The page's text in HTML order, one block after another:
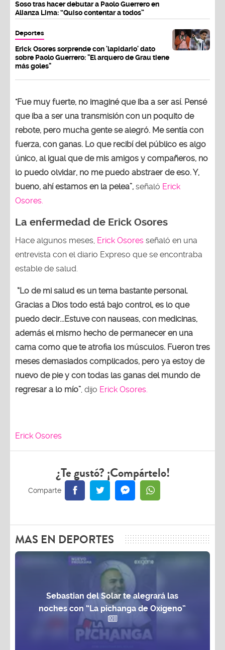
Soso tras hacer debutar a Paolo Guerrero en
Alianza Lima: “Quiso contentar a todos”
Deportes
Erick Osores sorprende con 'lapidario' dato
sobre Paolo Guerrero: "El arquero de Grau tiene
más goles"
"Fue muy fuerte, no imaginé que iba a ser así. Pensé
que iba a ser una transmisión con un poquito de
rebote, pero mucha gente se alegró. Me sentía con
fuerza, con ganas. Lo que recibí del público es algo
único, al igual que de mis amigos y compañeros, no
lo puedo olvidar, no me puedo abstraer de eso. Y,
bueno, ahí estamos en la pelea”, señaló Erick
Osores.
La enfermedad de Erick Osores
Hace algunos meses, Erick Osores señaló en una
entrevista con el diario Expreso que se encontraba
estable de salud.
“Lo de mi salud es un tema bastante personal.
Gracias a Dios todo está bajo control, es lo que
puedo decir...Estuve con nauseas, con medicinas,
además el mismo hecho de permanecer en una
cama como que te atrofia los músculos. Fueron tres
meses demasiados complicados, pero ya estoy de
nuevo de pie y con todas las ganas del mundo de
regresar a lo mío”, dijo Erick Osores.
Erick Osores
¿Te gustó? ¡Compártelo!
MAS EN DEPORTES
Sebastian del Solar te alegrará las
noches con “La pichanga de Oxígeno”